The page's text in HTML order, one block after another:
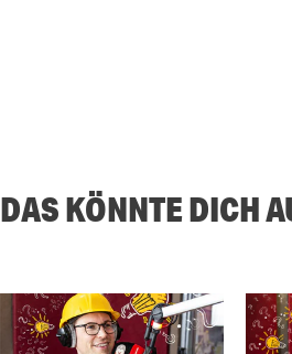
DAS KÖNNTE DICH